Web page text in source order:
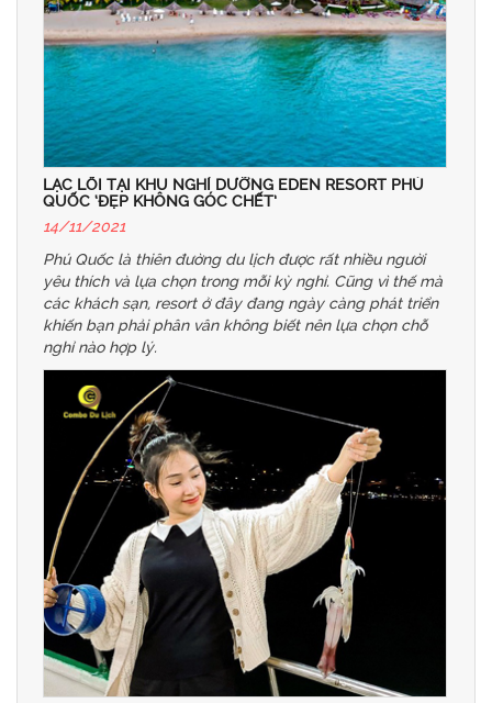
LẠC LỐI TẠI KHU NGHỈ DƯỠNG EDEN RESORT PHÚ
QUỐC ‘ĐẸP KHÔNG GÓC CHẾT’
14/11/2021
Phú Quốc là thiên đường du lịch được rất nhiều người
yêu thích và lựa chọn trong mỗi kỳ nghỉ. Cũng vì thế mà
các khách sạn, resort ở đây đang ngày càng phát triển
khiến bạn phải phân vân không biết nên lựa chọn chỗ
nghỉ nào hợp lý.